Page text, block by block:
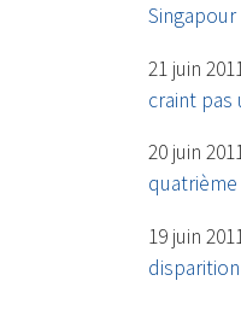
Singapour
21 juin
craint pas
20 juin
19 juin